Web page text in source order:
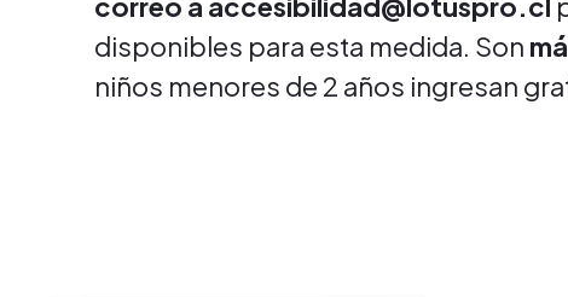
disponibles para esta medida. Son
niños menores de 2 años ingresan